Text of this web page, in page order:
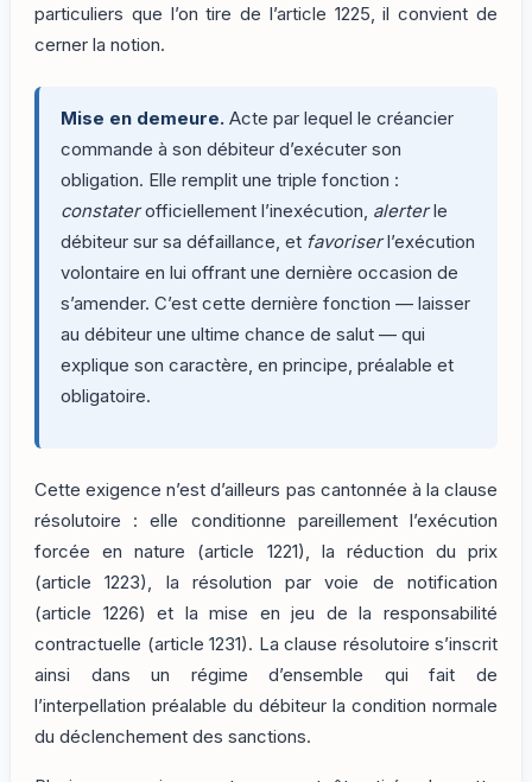
particuliers que l’on tire de l’article 1225, il convient de
cerner la notion.
Mise en demeure. Acte par lequel le créancier
commande à son débiteur d’exécuter son
obligation. Elle remplit une triple fonction :
constaterofficiellement l’inexécution, alerterle
débiteur sur sa défaillance, et favoriserl’exécution
volontaire en lui offrant une dernière occasion de
s’amender. C’est cette dernière fonction — laisser
au débiteur une ultime chance de salut — qui
explique son caractère, en principe, préalable et
obligatoire.
Cette exigence n’est d’ailleurs pas cantonnée à la clause
résolutoire : elle conditionne pareillement l’exécution
forcée en nature (article 1221), la réduction du prix
(article 1223), la résolution par voie de notification
(article 1226) et la mise en jeu de la responsabilité
contractuelle (article 1231). La clause résolutoire s’inscrit
ainsi dans un régime d’ensemble qui fait de
l’interpellation préalable du débiteur la condition normale
du déclenchement des sanctions.